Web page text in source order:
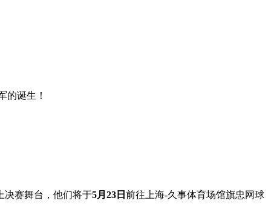
的诞生！
决赛舞台，他们将于5月23日 前往上海-久事体育场馆旗忠网球